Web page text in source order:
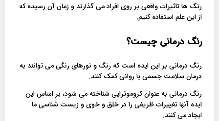
رنگ ها تاثیرات واقعی بر روی افراد می گذارند و زمان آن رسیده که
از این علم استفاده کنیم.
رنگ درمانی چیست؟
رنگ درمانی بر این ایده است که رنگ و نورهای رنگی می توانند به
درمان سلامت جسمی یا روانی کمک کنند.
رنگ درمانی به عنوان کروموتراپی شناخته می شود، بر اساس این
ایده آنها تغییرات ظریفی را در خلق و خوی و زیست شناسی ما
ایجاد می کنند.